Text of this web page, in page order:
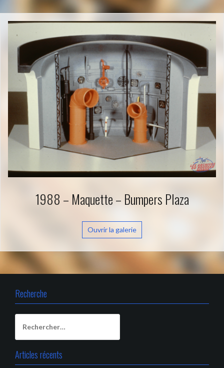
1988 – Maquette – Bumpers Plaza
Ouvrir la galerie
Recherche
Articles récents